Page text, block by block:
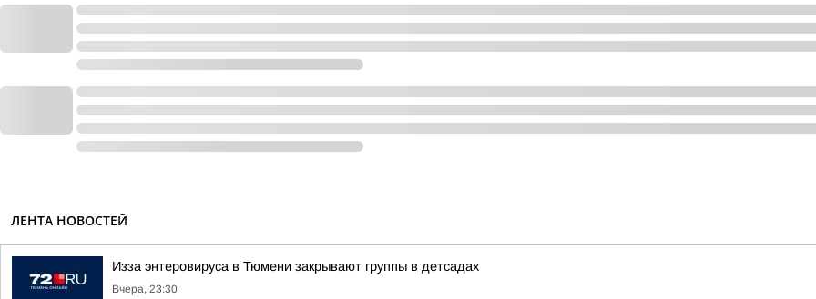
ЛЕНТА НОВОСТЕЙ
Изза энтеровируса в Тюмени закрывают группы в детсадах
Вчера, 23:30